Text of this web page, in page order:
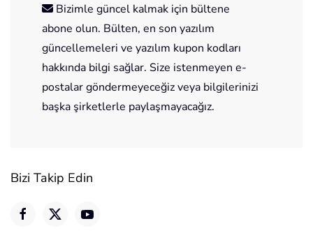
Bizimle güncel kalmak için bültene
abone olun. Bülten, en son yazılım
güncellemeleri ve yazılım kupon kodları
hakkında bilgi sağlar. Size istenmeyen e-
postalar göndermeyeceğiz veya bilgilerinizi
başka şirketlerle paylaşmayacağız.
Bizi Takip Edin